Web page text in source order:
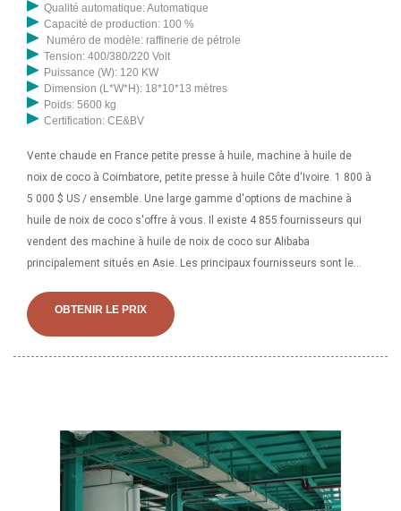
Qualité automatique: Automatique
Capacité de production: 100 %
Numéro de modèle: raffinerie de pétrole
Tension: 400/380/220 Volt
Puissance (W): 120 KW
Dimension (L*W*H): 18*10*13 mètres
Poids: 5600 kg
Certification: CE&BV
Vente chaude en France petite presse à huile, machine à huile de
noix de coco à Coimbatore, petite presse à huile Côte d'Ivoire. 1 800 à
5 000 $ US / ensemble. Une large gamme d'options de machine à
huile de noix de coco s'offre à vous. Il existe 4 855 fournisseurs qui
vendent des machine à huile de noix de coco sur Alibaba
principalement situés en Asie. Les principaux fournisseurs sont le
machine à huile de coco
OBTENIR LE PRIX